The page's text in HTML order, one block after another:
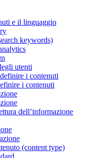
e il linguaggio
keywords)
utenti
i contenuti
i contenuti
dell’informazione
(content type)